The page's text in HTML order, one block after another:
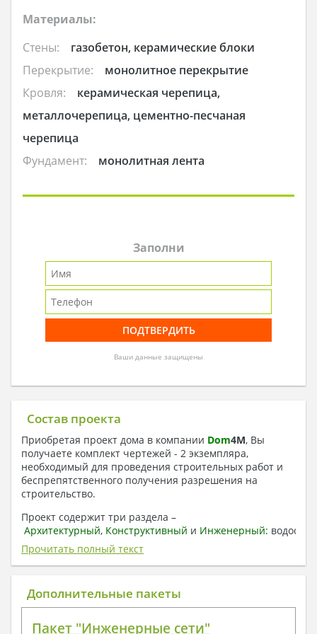
Материалы:
Стены:
газобетон, керамические блоки
Перекрытие:
монолитное перекрытие
Кровля:
керамическая черепица,
металлочерепица, цементно-песчаная
черепица
Фундамент:
монолитная лента
Заполни
Ваши данные защищены
Состав проекта
Приобретая проект дома в компании Dom4M, Вы
получаете комплект чертежей - 2 экземпляра,
необходимый для проведения строительных работ и
беспрепятственного получения разрешения на
строительство.
Проект содержит три раздела –
Архитектурный, Конструктивный и Инженерный:
отопление, вентиляция, канализация,
электроснабжение (приобретается за дополнительную
плату) + Пояснительная записка.
1. Архитектурный раздел:
План координационных осей
Прочитать полный текст
Дополнительные пакеты
Пакет "Инженерные сети"